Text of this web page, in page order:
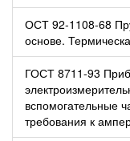
ОСТ 92-1108-68
основе.
ГОСТ 8711-93
вспомогательные
требования к